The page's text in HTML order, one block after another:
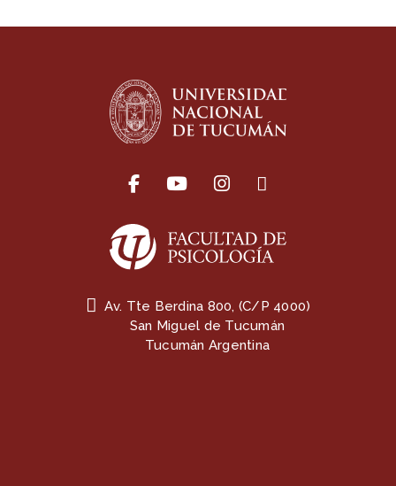
Av. Tte Berdina 800, (C/P 4000)
San Miguel de Tucumán
Tucumán Argentina